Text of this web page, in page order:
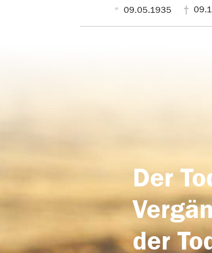
09.05.1935
Der
der